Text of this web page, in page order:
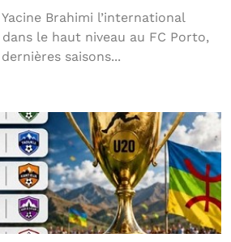
Brahimi l’international
le haut niveau au FC Porto,
saisons...